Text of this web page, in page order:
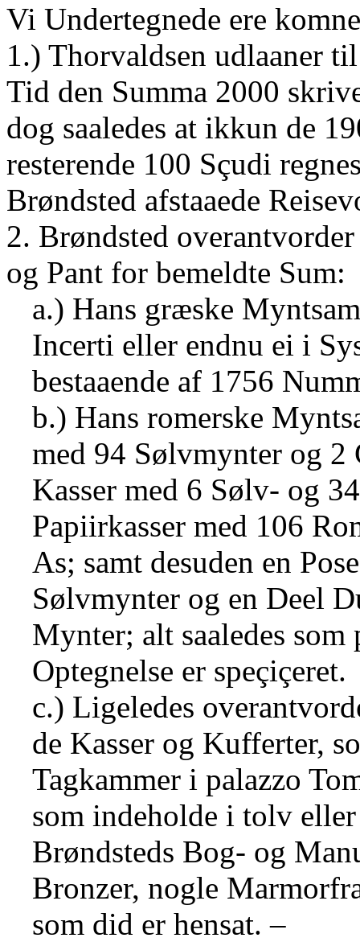
Vi Undertegnede ere
1.) Thorvaldsen udlaaner
Tid den Summa 2000
dog saaledes at ikkun de
resterende 100 Sçudi
Brøndsted afstaaede
2. Brøndsted
og Pant for bemeldte Sum:
a.) Hans græske
Incerti eller endnu ei i
bestaaende af 1756
b.) Hans romerske
med 94 Sølvmynter og
Kasser med 6 Sølv- og
Papiirkasser med 106
As; samt desuden en
Sølvmynter og en Deel
Mynter; alt saaledes som
Optegnelse er speçiçeret.
c.) Ligeledes
de Kasser og Kufferter,
Tagkammer i palazzo
som indeholde i tolv
Brøndsteds Bog- og
Bronzer, nogle
som did er hensat. –